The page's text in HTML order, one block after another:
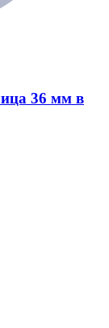
36 мм в